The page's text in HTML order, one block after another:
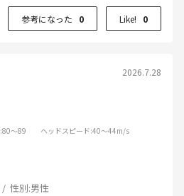
参考になった 0 Like! 0
2026.7.28
:80～89 ヘッドスピード:40～44m/s
性別:男性